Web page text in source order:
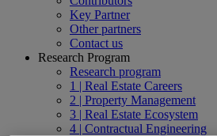
Key Partner
Other partners
Contact us
Research Program
Research program
1 | Real Estate Careers
2 | Property Management
3 | Real Estate Ecosystem
4 | Contractual Engineering